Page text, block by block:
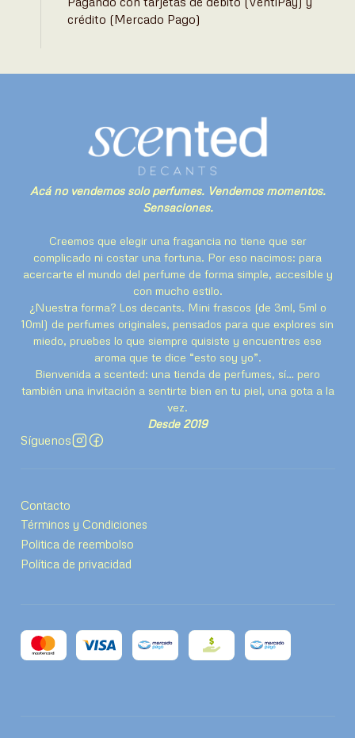
crédito (Mercado Pago)
Acá no vendemos solo perfumes. Vendemos momentos.
Sensaciones.
Creemos que elegir una fragancia no tiene que ser
complicado ni costar una fortuna. Por eso nacimos: para
acercarte el mundo del perfume de forma simple, accesible y
con mucho estilo.
¿Nuestra forma? Los decants. Mini frascos (de 3ml, 5ml o
10ml) de perfumes originales, pensados para que explores sin
miedo, pruebes lo que siempre quisiste y encuentres ese
aroma que te dice “esto soy yo”.
Bienvenida a scented: una tienda de perfumes, sí… pero
también una invitación a sentirte bien en tu piel, una gota a la
vez.
Desde 2019
Síguenos
Contacto
Términos y Condiciones
Politica de reembolso
Política de privacidad